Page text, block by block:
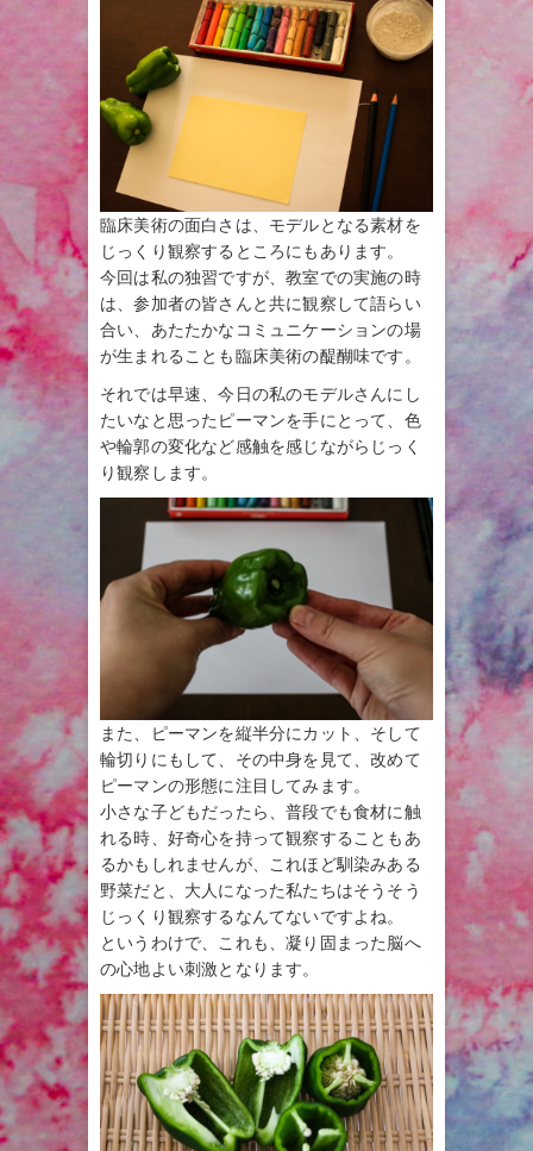
臨床美術の面白さは、モデルとなる素材を
じっくり観察するところにもあります。
今回は私の独習ですが、教室での実施の時
は、参加者の皆さんと共に観察して語らい
合い、あたたかなコミュニケーションの場
が生まれることも臨床美術の醍醐味です。
それでは早速、今日の私のモデルさんにし
たいなと思ったピーマンを手にとって、色
や輪郭の変化など感触を感じながらじっく
り観察します。
また、ピーマンを縦半分にカット、そして
輪切りにもして、その中身を見て、改めて
ピーマンの形態に注目してみます。
小さな子どもだったら、普段でも食材に触
れる時、好奇心を持って観察することもあ
るかもしれませんが、これほど馴染みある
野菜だと、大人になった私たちはそうそう
じっくり観察するなんてないですよね。
というわけで、これも、凝り固まった脳へ
の心地よい刺激となります。